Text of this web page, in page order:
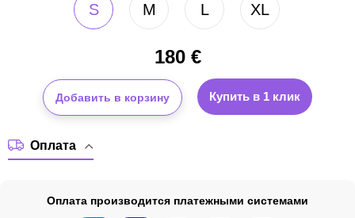
S M L XL
180€
Добавить в корзину Купить в 1 клик
Оплата
Оплата производится платежными системами